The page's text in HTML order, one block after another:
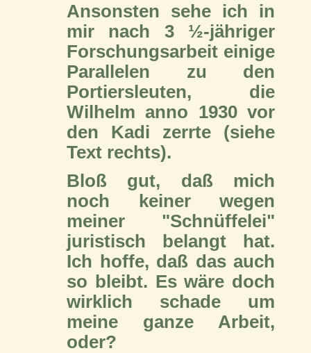
Ansonsten sehe ich in
mir nach 3 ½-jähriger
Forschungsarbeit einige
Parallelen zu den
Portiersleuten, die
Wilhelm anno 1930 vor
den Kadi zerrte (siehe
Text rechts).
Bloß gut, daß mich
noch keiner wegen
meiner "Schnüffelei"
juristisch belangt hat.
Ich hoffe, daß das auch
so bleibt. Es wäre doch
wirklich schade um
meine ganze Arbeit,
oder?